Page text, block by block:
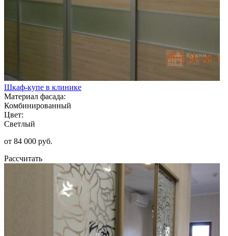
Шкаф-купе в клинике
Материал фасада:
Комбинированный
Цвет:
Светлый
от 84 000 руб.
Рассчитать